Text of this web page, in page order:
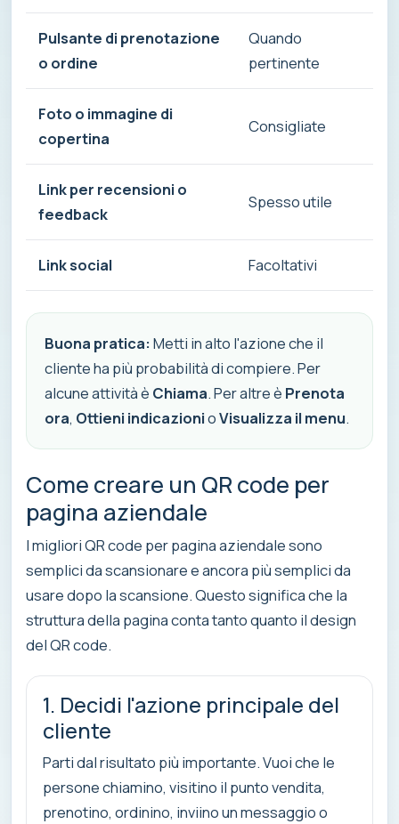
Pulsante di prenotazione
o ordine
Quando
pertinente
Foto o immagine di
copertina
Consigliate
Link per recensioni o
feedback
Spesso utile
Link social Facoltativi
Buona pratica: Metti in alto l'azione che il
cliente ha più probabilità di compiere. Per
alcune attività è Chiama. Per altre è Prenota
ora, Ottieni indicazionioVisualizza il menu.
Come creare un QR code per
pagina aziendale
I migliori QR code per pagina aziendale sono
semplici da scansionare e ancora più semplici da
usare dopo la scansione. Questo significa che la
struttura della pagina conta tanto quanto il design
del QR code.
1. Decidi l'azione principale del
cliente
Parti dal risultato più importante. Vuoi che le
persone chiamino, visitino il punto vendita,
prenotino, ordinino, inviino un messaggio o